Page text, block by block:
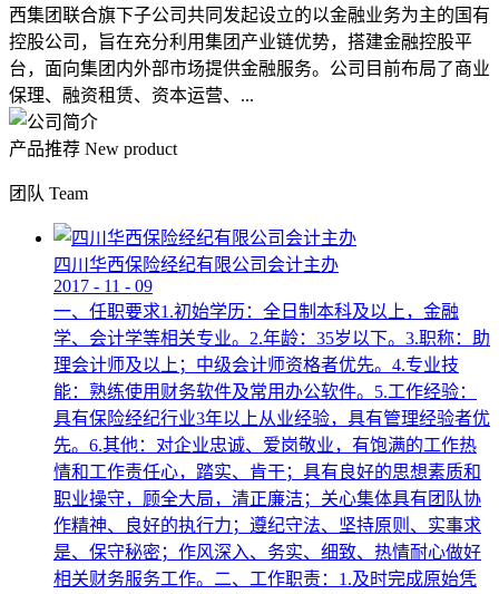
西集团联合旗下子公司共同发起设立的以金融业务为主的国有
控股公司，旨在充分利用集团产业链优势，搭建金融控股平
台，面向集团内外部市场提供金融服务。公司目前布局了商业
保理、融资租赁、资本运营、...
产品推荐 New product
团队 Team
四川华西保险经纪有限公司会计主办
2017 - 11 - 09
一、任职要求1.初始学历：全日制本科及以上，金融
学、会计学等相关专业。2.年龄：35岁以下。3.职称：助
理会计师及以上；中级会计师资格者优先。4.专业技
能：熟练使用财务软件及常用办公软件。5.工作经验：
具有保险经纪行业3年以上从业经验，具有管理经验者优
先。6.其他：对企业忠诚、爱岗敬业，有饱满的工作热
情和工作责任心，踏实、肯干；具有良好的思想素质和
职业操守，顾全大局，清正廉洁；关心集体具有团队协
作精神、良好的执行力；遵纪守法、坚持原则、实事求
是、保守秘密；作风深入、务实、细致、热情耐心做好
相关财务服务工作。二、工作职责：1.及时完成原始凭